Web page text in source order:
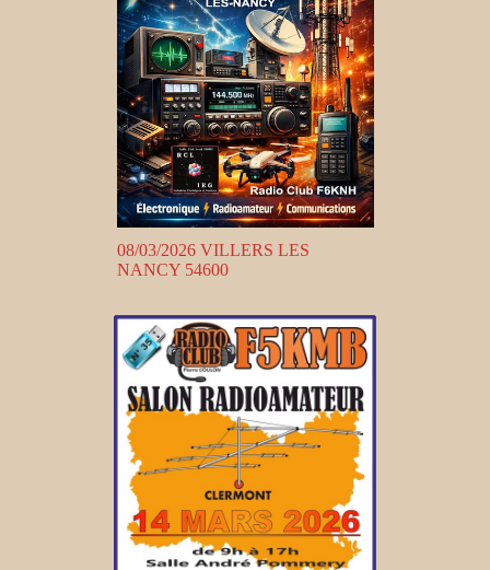
08/03/2026 VILLERS LES
NANCY 54600